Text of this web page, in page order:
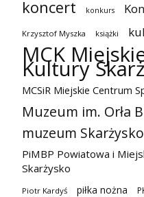
koncert konkurs
Krzysztof Myszka książki
MCK
Kultury
MCSiR Miejskie Centrum
Muzeum im. Orła
muzeum Skarżysko
PiMBP Powiatowa i
Skarżysko
Piotr Kardyś piłka nożna